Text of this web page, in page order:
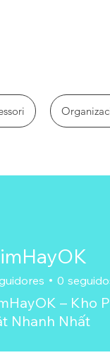
0
– Kho
Nhanh Nhất